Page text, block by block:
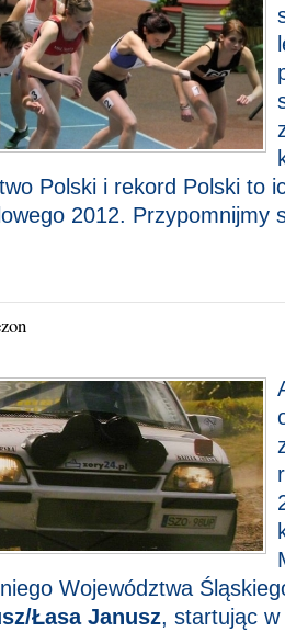
Polski i rekord Polski to
2012. Przypomnijmy
Województwa
Łasa Janusz, startując